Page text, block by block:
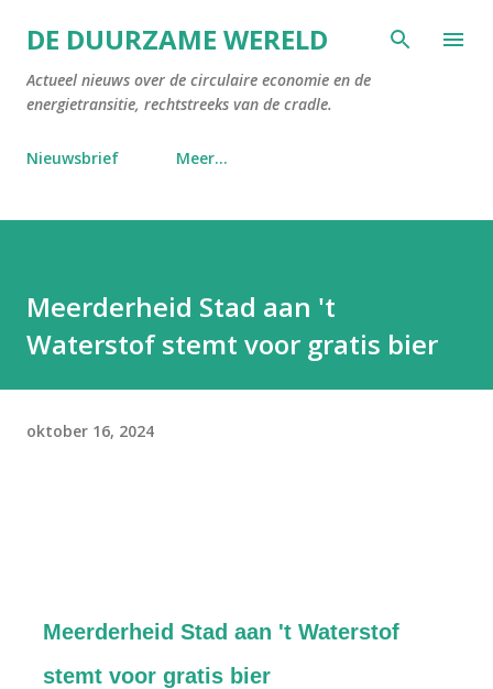
Doorgaan naar hoofdcontent
DE DUURZAME WERELD
Actueel nieuws over de circulaire economie en de
energietransitie, rechtstreeks van de cradle.
Nieuwsbrief Meer…
Meerderheid Stad aan 't
Waterstof stemt voor gratis bier
oktober 16, 2024
Meerderheid Stad aan 't Waterstof
stemt voor gratis bier